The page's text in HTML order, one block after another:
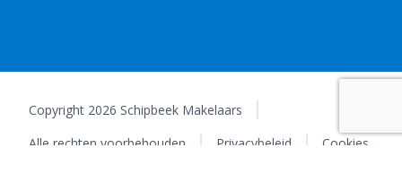
Copyright 2026 Schipbeek Makelaars
Alle rechten voorbehouden
Privacybeleid Cookies